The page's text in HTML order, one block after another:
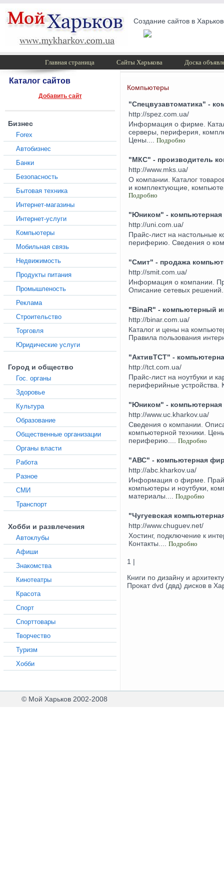
Создание сайтов в
Главная страница Сайты Харькова Доска
Каталог сайтов
Добавить сайт
Бизнес
Forex
Автобизнес
Банки
Безопасность
Бытовая техника
Интернет-магазины
Интернет-услуги
Компьютеры
Мобильная связь
Недвижимость
Продукты питания
Промышленость
Реклама
Строительство
Торговля
Юридические услуги
Город и общество
Гос. органы
Здоровье
Культура
Образование
Общественные организации
Органы власти
Работа
Разное
СМИ
Транспорт
Хобби и развлечения
Автоклубы
Афиши
Знакомства
Кинотеатры
Красота
Спорт
Спорттовары
Творчество
Туризм
Хобби
Компьютеры
"Спецвузавтоматика" -
http://spez.com.ua/
Информация о фирме.
серверы, периферия,
Цены.... Подробно
"МКС" - производитель
http://www.mks.ua/
О компании. Каталог
и комплектующие,
Подробно
"Юником" - компьютерная
http://uni.com.ua/
Прайс-лист на настольные
периферию. Сведения о
"Смит" - продажа
http://smit.com.ua/
Информация о компании.
Описание сетевых
"BinaR" - компьютерный
http://binar.com.ua/
Каталог и цены на
Правила пользования
"АктивТСТ" -
http://tct.com.ua/
Прайс-лист на ноутбуки и
периферийные устройства.
"Юником" -
http://www.uc.kharkov.ua/
Сведения о компании.
компьютерной техники.
периферию.... Подробно
"АВС" - компьютерная
http://abc.kharkov.ua/
Информация о фирме.
компьютеры и ноутбуки,
материалы.... Подробно
"Чугуевская
http://www.chuguev.net/
Хостинг, подключение к
Контакты.... Подробно
1 |
Книги по дизайну и
Прокат dvd (двд) дисков в
© Мой Харьков 2002-2008